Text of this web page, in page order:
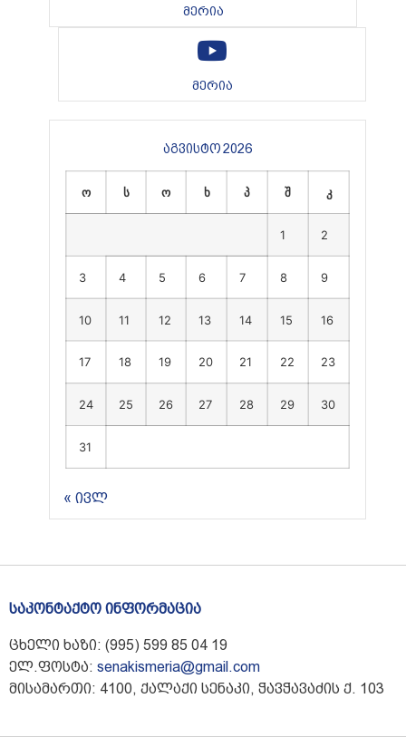
მერია
მერია
აგვისტო 2026
ო ს ო ხ პ შ კ
1 2
3 4 5 6 7 8 9
10 11 12 13 14 15 16
17 18 19 20 21 22 23
24 25 26 27 28 29 30
31
« ივლ
საკონტაქტო ინფორმაცია
ცხელი ხაზი: (995) 599 85 04 19
ელ.ფოსტა: senakismeria@gmail.com
მისამართი: 4100, ქალაქი სენაკი, ჭავჭავაძის ქ. 103